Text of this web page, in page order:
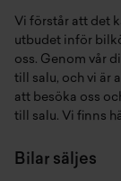
Vi förstår att det
utbudet inför
oss. Genom vår
till salu, och vi är
att besöka oss
till salu. Vi finns
Bilar säljes